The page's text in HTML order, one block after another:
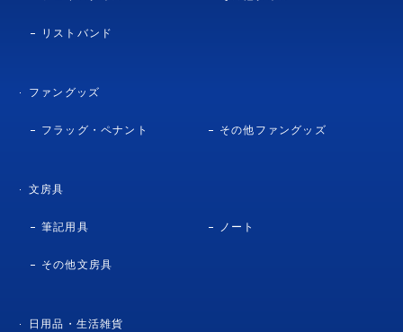
リストバンド
ファングッズ
フラッグ・ペナント その他ファングッズ
文房具
筆記用具 ノート
その他文房具
日用品・生活雑貨